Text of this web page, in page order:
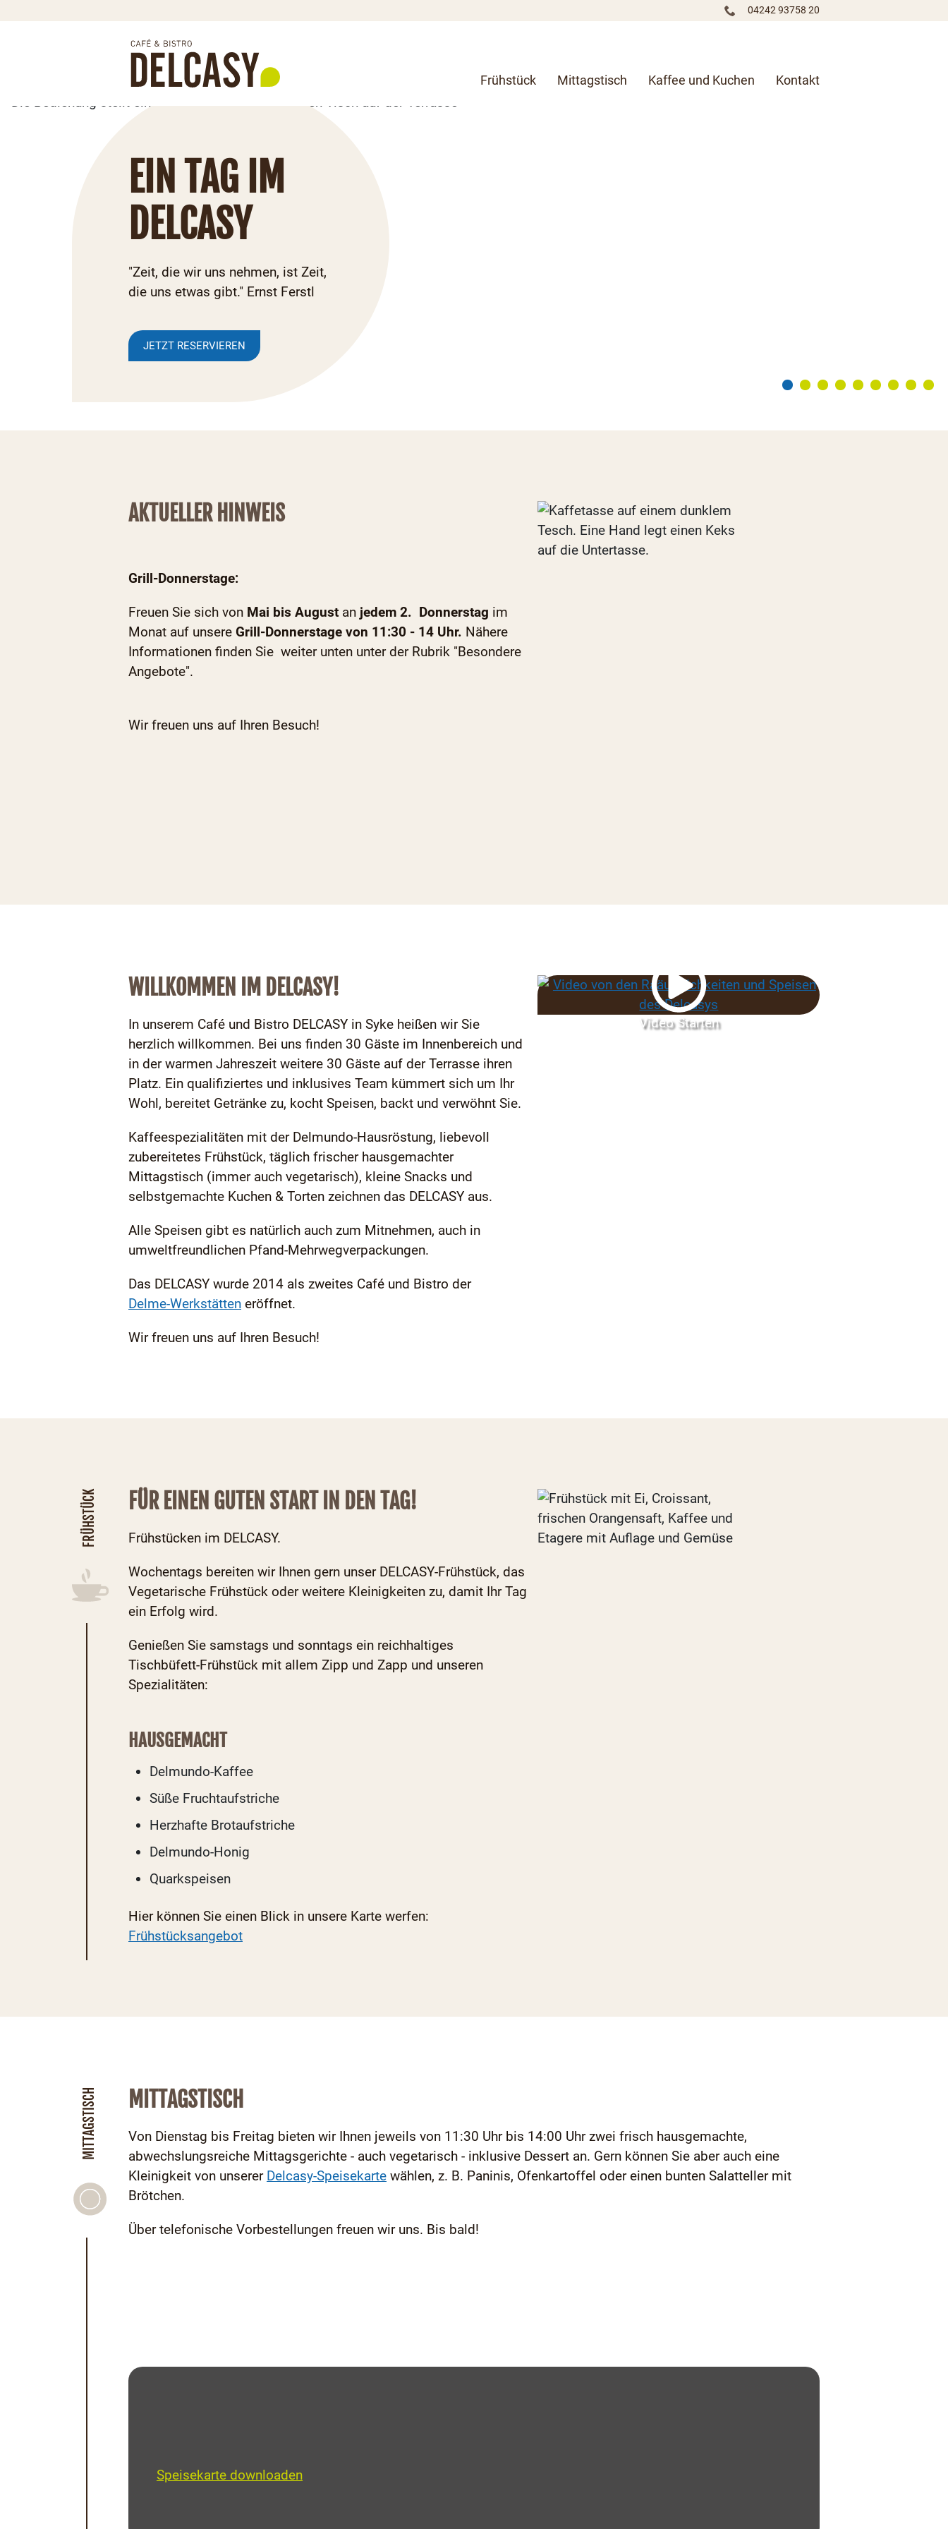
04242 93758 20
Navigation
Frühstück Mittagstisch Kaffee und Kuchen Kontakt
EIN TAG IM
DELCASY
"Zeit, die wir uns nehmen, ist Zeit,
die uns etwas gibt." Ernst Ferstl
JETZT RESERVIEREN
AKTUELLER HINWEIS
Grill-Donnerstage:
Freuen Sie sich von Mai bis August an jedem 2. Donnerstag im
Monat auf unsere Grill-Donnerstage von 11:30 - 14 Uhr. Nähere
Informationen finden Sie weiter unten unter der Rubrik "Besondere
Angebote".
Wir freuen uns auf Ihren Besuch!
WILLKOMMEN IM DELCASY!
In unserem Café und Bistro DELCASY in Syke heißen wir Sie
herzlich willkommen. Bei uns finden 30 Gäste im Innenbereich und
in der warmen Jahreszeit weitere 30 Gäste auf der Terrasse ihren
Platz. Ein qualifiziertes und inklusives Team kümmert sich um Ihr
Wohl, bereitet Getränke zu, kocht Speisen, backt und verwöhnt Sie.
Kaffeespezialitäten mit der Delmundo-Hausröstung, liebevoll
zubereitetes Frühstück, täglich frischer hausgemachter
Mittagstisch (immer auch vegetarisch), kleine Snacks und
selbstgemachte Kuchen & Torten zeichnen das DELCASY aus.
Alle Speisen gibt es natürlich auch zum Mitnehmen, auch in
umweltfreundlichen Pfand-Mehrwegverpackungen.
Das DELCASY wurde 2014 als zweites Café und Bistro der
Delme-Werkstätten eröffnet.
Wir freuen uns auf Ihren Besuch!
Video Starten
FRÜHSTÜCK FÜR EINEN GUTEN START IN DEN TAG!
Frühstücken im DELCASY.
Wochentags bereiten wir Ihnen gern unser DELCASY-Frühstück, das
Vegetarische Frühstück oder weitere Kleinigkeiten zu, damit Ihr Tag
ein Erfolg wird.
Genießen Sie samstags und sonntags ein reichhaltiges
Tischbüfett-Frühstück mit allem Zipp und Zapp und unseren
Spezialitäten:
HAUSGEMACHT
Delmundo-Kaffee
Süße Fruchtaufstriche
Herzhafte Brotaufstriche
Delmundo-Honig
Quarkspeisen
Hier können Sie einen Blick in unsere Karte werfen:
Frühstücksangebot
MITTAGSTISCH MITTAGSTISCH
Von Dienstag bis Freitag bieten wir Ihnen jeweils von 11:30 Uhr bis 14:00 Uhr zwei frisch hausgemachte,
abwechslungsreiche Mittagsgerichte - auch vegetarisch - inklusive Dessert an. Gern können Sie aber auch eine
Kleinigkeit von unserer Delcasy-Speisekarte wählen, z. B. Paninis, Ofenkartoffel oder einen bunten Salatteller mit
Brötchen.
Über telefonische Vorbestellungen freuen wir uns. Bis bald!
Speisekarte downloaden